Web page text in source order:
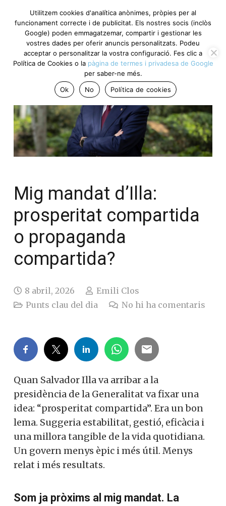
Mig mandat d’Illa:
prosperitat compartida
o propaganda
compartida?
8 abril, 2026
Emili Clos
Punts clau del dia
No hi ha comentaris
Quan Salvador Illa va arribar a la
presidència de la Generalitat va fixar una
idea: “prosperitat compartida”. Era un bon
lema. Suggeria estabilitat, gestió, eficàcia i
una millora tangible de la vida quotidiana.
Un govern menys èpic i més útil. Menys
relat i més resultats.
Som ja pròxims al mig mandat. La
Utilitzem cookies d'analítica anònimes, pròpies per al
funcionament correcte i de publicitat. Els nostres socis (inclòs
Google) poden emmagatzemar, compartir i gestionar les
vostres dades per oferir anuncis personalitzats. Podeu
acceptar o personalitzar la vostra configuració. Fes clic a
Política de Cookies o la pàgina de termes i privadesa de Google
per saber-ne més.
Ok
No Política de cookies